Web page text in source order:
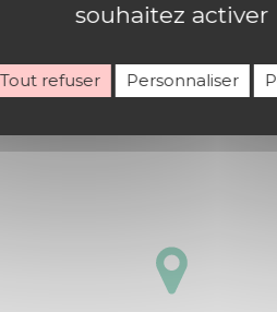
souhaitez activer
Tout refuser Personnaliser